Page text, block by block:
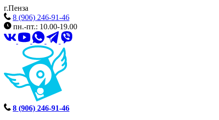
г.Пенза
8 (906) 246-91-46
пн.-пт.: 10.00-19.00
8 (906) 246-91-46